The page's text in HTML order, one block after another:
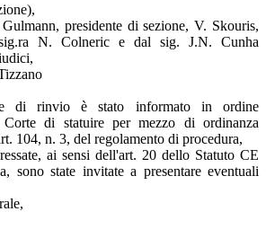
presidente di sezione, V. Skouris,
N. Colneric e dal sig. J.N. Cunha
di rinvio è stato informato in ordine
Corte di statuire per mezzo di ordinanza
104, n. 3, del regolamento di procedura,
ai sensi dell'art. 20 dello Statuto CE
sono state invitate a presentare eventuali